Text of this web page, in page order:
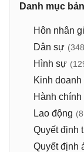
Danh mục
Hôn nhân
Dân sự
Hình sự
Kinh
Hành chính
Lao động
Quyết định
Quyết định